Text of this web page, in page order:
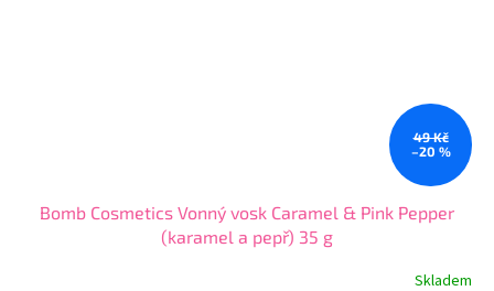
49 Kč
–20 %
Bomb Cosmetics Vonný vosk Caramel & Pink Pepper
(karamel a pepř) 35 g
Skladem